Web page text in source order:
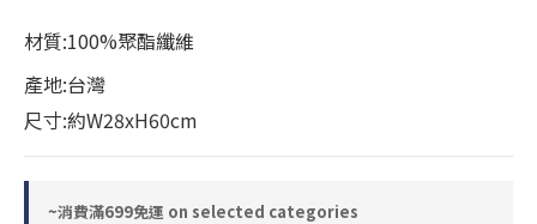
材質:100%聚酯纖維
產地:台灣
尺寸:約W28xH60cm
~消費滿699免運 on selected categories